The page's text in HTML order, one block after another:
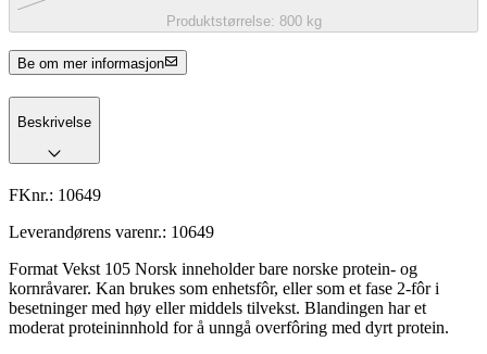
Produktstørrelse: 800 kg
Be om mer informasjon
Beskrivelse
FKnr.: 10649
Leverandørens varenr.: 10649
Format Vekst 105 Norsk inneholder bare norske protein- og
kornråvarer. Kan brukes som enhetsfôr, eller som et fase 2-fôr i
besetninger med høy eller middels tilvekst. Blandingen har et
moderat proteininnhold for å unngå overfôring med dyrt protein.